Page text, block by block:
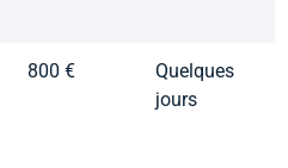
800 €
Quelques
jours